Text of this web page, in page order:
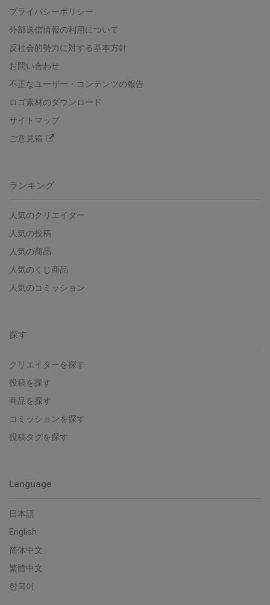
プライバシーポリシー
外部送信情報の利用について
反社会的勢力に対する基本方針
お問い合わせ
不正なユーザー・コンテンツの報告
ロゴ素材のダウンロード
サイトマップ
ご意見箱
ランキング
人気のクリエイター
人気の投稿
人気の商品
人気のくじ商品
人気のコミッション
探す
クリエイターを探す
投稿を探す
商品を探す
コミッションを探す
投稿タグを探す
Language
日本語
English
简体中文
繁體中文
한국어